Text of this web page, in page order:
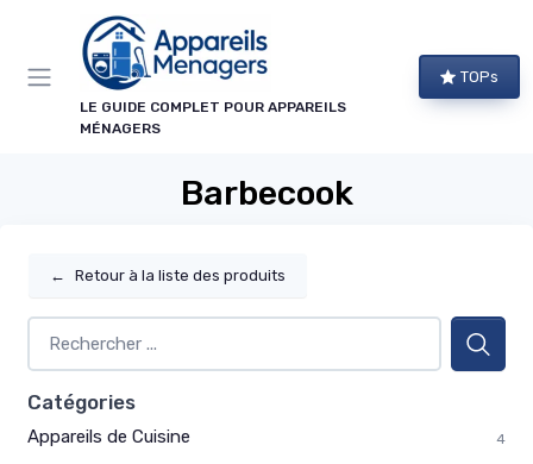
LE GUIDE COMPLET POUR APPAREILS
MÉNAGERS
TOPs
Barbecook
← Retour à la liste des produits
Catégories
Appareils de Cuisine 4
Panneau de gestion des cookies